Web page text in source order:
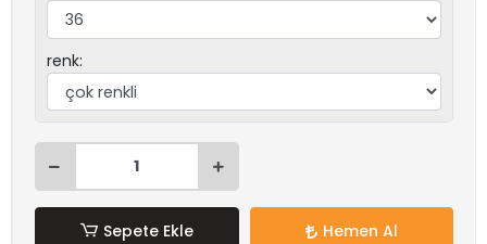
renk:
Sepete Ekle Hemen Al